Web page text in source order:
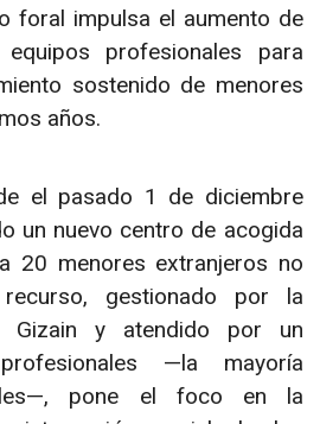
foral impulsa el aumento de
profesionales para
sostenido de menores
años.
el pasado 1 de diciembre
un nuevo centro de acogida
20 menores extranjeros no
recurso, gestionado por la
Gizain y atendido por un
—la mayoría
pone el foco en la